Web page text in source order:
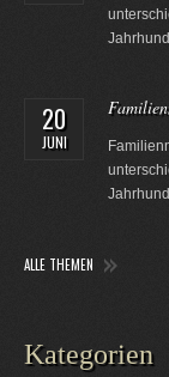
20
JUNI
ALLE THEMEN
Kategorien